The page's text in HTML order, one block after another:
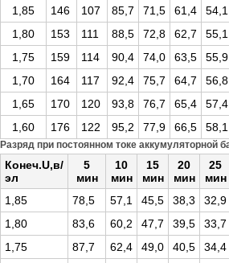
1,85 146 107 85,7 71,5 61,4 54,1
1,80
153 111 88,5 72,8 62,7 55,1
1,75
159 114 90,4 74,0 63,5 55,9
1,70
164 117 92,4 75,7 64,7 56,8
1,65
170 120 93,8 76,7 65,4 57,4
1,60
176 122 95,2 77,9 66,5 58,1
Разряд при постоянном токе аккумуляторной
Конеч.U,в/
эл
5
мин
10
мин
15
мин
20
мин
25
мин
1,85 78,5 57,1 45,5 38,3 32,9
1,80
83,6 60,2 47,7 39,5 33,7
1,75
87,7 62,4 49,0 40,5 34,4